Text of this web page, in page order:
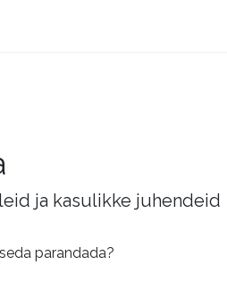
ja kasulikke juhendeid
parandada?